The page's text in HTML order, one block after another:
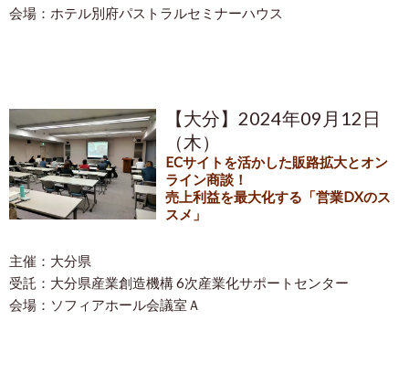
会場：ホテル別府パストラルセミナーハウス
【大分】2024年09月12日
（木）
ECサイトを活かした販路拡大とオン
ライン商談！
売上利益を最大化する「営業DXのス
スメ」
主催：大分県
受託：大分県産業創造機構 6次産業化サポートセンター
会場：ソフィアホール会議室Ａ